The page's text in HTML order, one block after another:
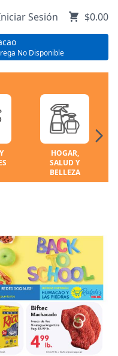
No Disponible
Sesión $0.00
HOGAR,
SALUD Y
BELLEZA